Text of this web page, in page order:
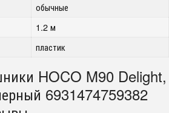
обычные
1.2 м
пластик
HOCO M90 Delight,
6931474759382